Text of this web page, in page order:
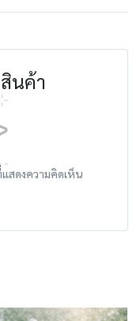
นค้า
สดงความคิดเห็น